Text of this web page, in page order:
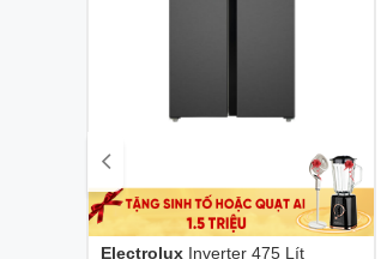
Electrolux Inverter 475 Lít